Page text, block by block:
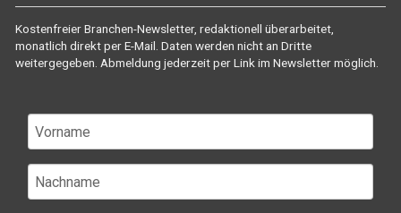
Kostenfreier Branchen-Newsletter, redaktionell überarbeitet,
monatlich direkt per E-Mail. Daten werden nicht an Dritte
weitergegeben. Abmeldung jederzeit per Link im Newsletter möglich.